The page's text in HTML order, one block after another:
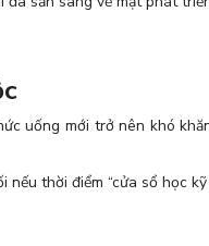
uống mới trở nên khó
thời điểm “cửa sổ học